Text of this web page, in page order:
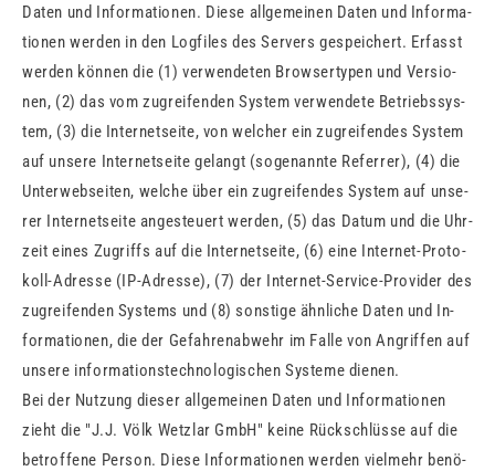
Daten und In­for­ma­tio­nen. Diese all­ge­mei­nen Daten und In­for­ma­
tio­nen wer­den in den Log­files des Ser­vers ge­spei­chert. Er­fasst
wer­den kön­nen die (1) ver­wen­de­ten Brow­ser­ty­pen und Ver­sio­
nen, (2) das vom zu­grei­fen­den Sys­tem ver­wen­de­te Be­triebs­sys­
tem, (3) die In­ter­net­sei­te, von wel­cher ein zu­grei­fen­des Sys­tem
auf un­se­re In­ter­net­sei­te ge­langt (so­ge­nann­te Re­fer­rer), (4) die
Un­ter­web­sei­ten, wel­che über ein zu­grei­fen­des Sys­tem auf un­se­
rer In­ter­net­sei­te an­ge­steu­ert wer­den, (5) das Datum und die Uhr­
zeit eines Zu­griffs auf die In­ter­net­sei­te, (6) eine In­ter­net-Pro­to­
koll-Adres­se (IP-Adres­se), (7) der In­ter­net-Ser­vice-Pro­vi­der des
zu­grei­fen­den Sys­tems und (8) sons­ti­ge ähn­li­che Daten und In­
for­ma­tio­nen, die der Ge­fah­ren­ab­wehr im Falle von An­grif­fen auf
un­se­re in­for­ma­ti­ons­tech­no­lo­gi­schen Sys­te­me die­nen.
Bei der Nut­zung die­ser all­ge­mei­nen Daten und In­for­ma­tio­nen
zieht die "J.J. Völk Wetzlar GmbH" keine Rück­schlüs­se auf die
be­trof­fe­ne Per­son. Diese In­for­ma­tio­nen wer­den viel­mehr be­nö­